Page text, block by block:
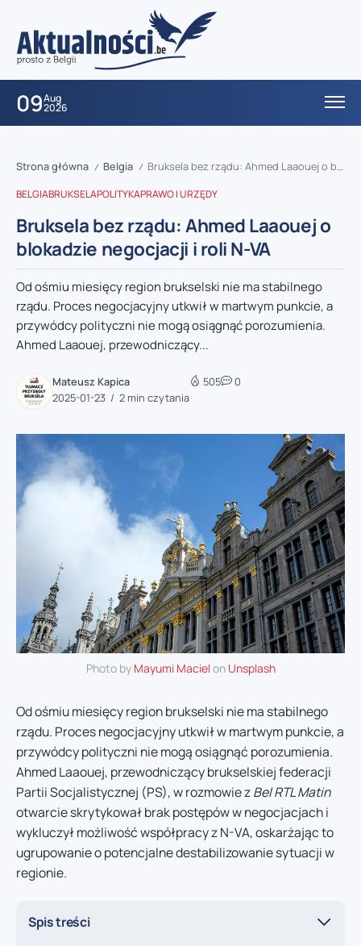
09Aug
2026
Strona główna / Belgia / Bruksela bez rządu: Ahmed Laaouej o blokadzie negocjacji i roli N-VA
BELGIABRUKSELAPOLITYKAPRAWO I URZĘDY
Bruksela bez rządu: Ahmed Laaouej o
blokadzie negocjacji i roli N-VA
Od ośmiu miesięcy region brukselski nie ma stabilnego
rządu. Proces negocjacyjny utkwił w martwym punkcie, a
przywódcy polityczni nie mogą osiągnąć porozumienia.
Ahmed Laaouej, przewodniczący...
Mateusz Kapica
2025-01-23
2 min czytania
505 0
Photo by Mayumi Macielon Unsplash
Od ośmiu miesięcy region brukselski nie ma stabilnego
rządu. Proces negocjacyjny utkwił w martwym punkcie, a
przywódcy polityczni nie mogą osiągnąć porozumienia.
Ahmed Laaouej, przewodniczący brukselskiej federacji
Partii Socjalistycznej (PS), w rozmowie zBel RTL Matin
otwarcie skrytykował brak postępów w negocjacjach i
wykluczył możliwość współpracy z N-VA, oskarżając to
ugrupowanie o potencjalne destabilizowanie sytuacji w
regionie.
Spis treści